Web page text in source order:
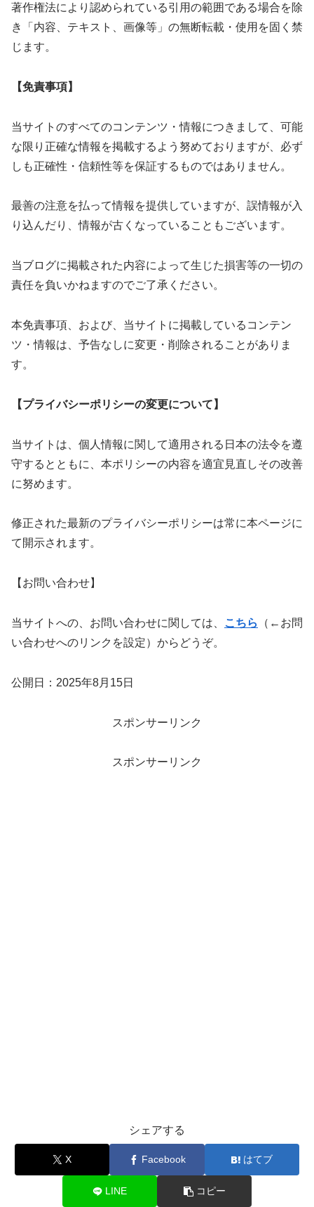
著作権法により認められている引用の範囲である場合を除
き「内容、テキスト、画像等」の無断転載・使用を固く禁
じます。
【免責事項】
当サイトのすべてのコンテンツ・情報につきまして、可能
な限り正確な情報を掲載するよう努めておりますが、必ず
しも正確性・信頼性等を保証するものではありません。
最善の注意を払って情報を提供していますが、誤情報が入
り込んだり、情報が古くなっていることもございます。
当ブログに掲載された内容によって生じた損害等の一切の
責任を負いかねますのでご了承ください。
本免責事項、および、当サイトに掲載しているコンテン
ツ・情報は、予告なしに変更・削除されることがありま
す。
【プライバシーポリシーの変更について】
当サイトは、個人情報に関して適用される日本の法令を遵
守するとともに、本ポリシーの内容を適宜見直しその改善
に努めます。
修正された最新のプライバシーポリシーは常に本ページに
て開示されます。
【お問い合わせ】
当サイトへの、お問い合わせに関しては、 こちら
（←お問
い合わせへのリンクを設定）からどうぞ。
公開日：2025年8月15日
スポンサーリンク
スポンサーリンク
シェアする
X Facebook はてブ
LINE コピー